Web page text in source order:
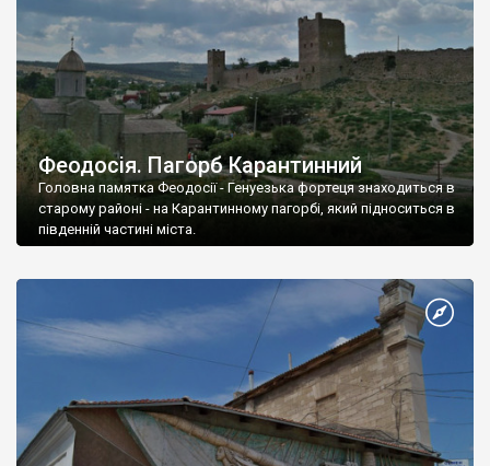
Феодосія. Пагорб Карантинний
Головна памятка Феодосії - Генуезька фортеця знаходиться в
старому районі - на Карантинному пагорбі, який підноситься в
південній частині міста.